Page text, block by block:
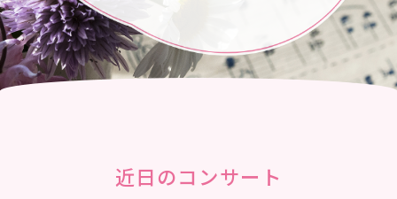
近日のコンサート